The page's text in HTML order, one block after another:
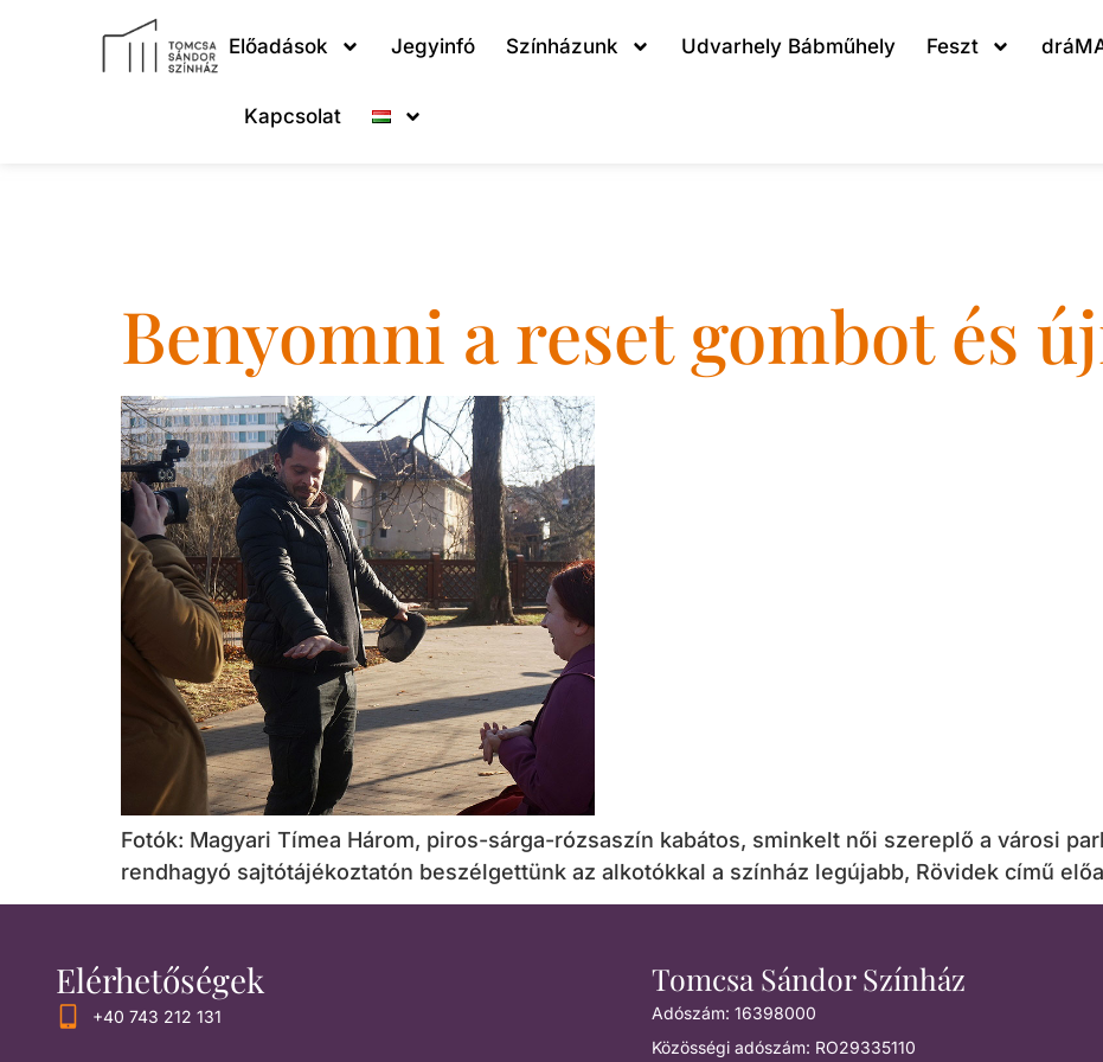
Előadások Jegyinfó Színházunk Udvarhely Bábműhely Feszt
Kapcsolat
Benyomni a reset gombot és
Fotók: Magyari Tímea Három, piros-sárga-rózsaszín kabátos, sminkelt női szereplő a városi
rendhagyó sajtótájékoztatón beszélgettünk az alkotókkal a színház legújabb, Rövidek című
Elérhetőségek
+40 743 212 131
Tomcsa Sándor Színház
Adószám: 16398000
Közösségi adószám: RO29335110